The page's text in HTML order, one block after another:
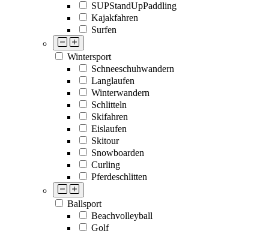
SUPStandUpPaddling
Kajakfahren
Surfen
Wintersport
Schneeschuhwandern
Langlaufen
Winterwandern
Schlitteln
Skifahren
Eislaufen
Skitour
Snowboarden
Curling
Pferdeschlitten
Ballsport
Beachvolleyball
Golf